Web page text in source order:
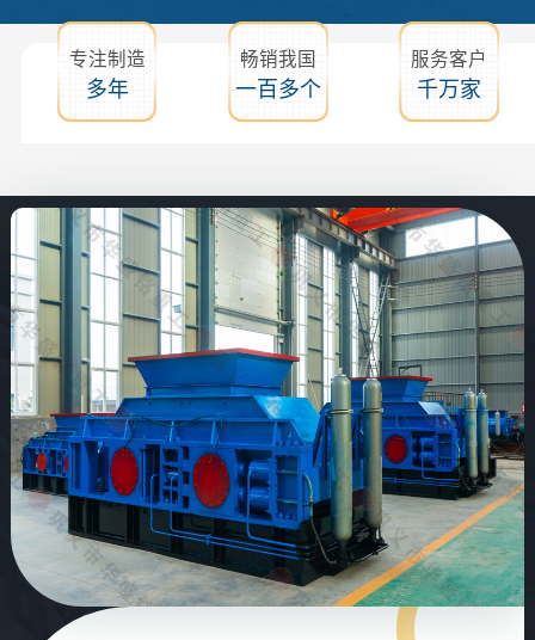
专注制造
多年
畅销我国
一百多个
服务客户
千万家